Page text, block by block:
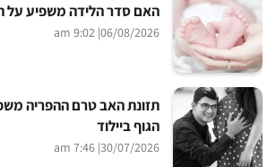
האם סדר הלידה משפיע על
06/08/2026
| 9:02 am
תזונת האב טרם ההפריה
הגוף ביילוד
30/07/2026
| 7:46 am